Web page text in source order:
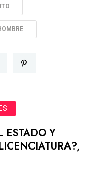
ESTADO Y